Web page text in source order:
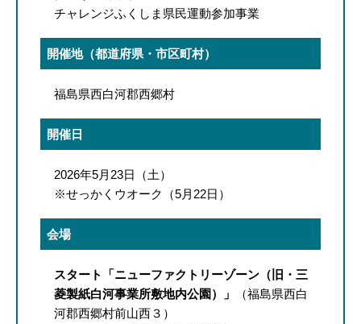
チャレンジふくしま県民運動参加事業
開催地（都道府県・市区町村）
福島県西白河郡西郷村
開催日
2026年5月23日（土）
※せっかくウオーク（5月22日）
会場
スタート「ニューファクトリーゾーン（旧・三
菱製紙白河事業所敷地内公園）」
（福島県西白
河郡西郷村前山西３）